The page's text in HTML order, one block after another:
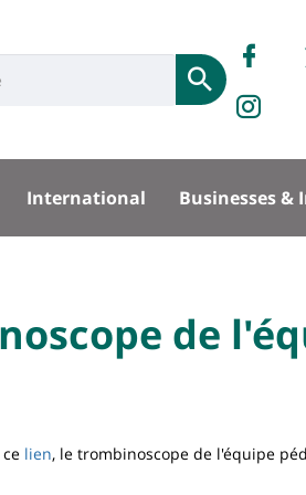
Submit
sur
International Businesses &
de
lien, le trombinoscope de l'équipe